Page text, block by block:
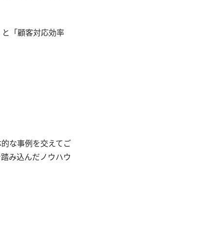
「顧客対応効率
な事例を交えてご
み込んだノウハウ